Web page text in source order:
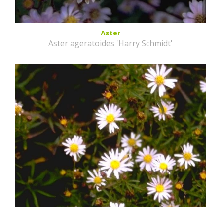
Aster
Aster ageratoides 'Harry Schmidt'